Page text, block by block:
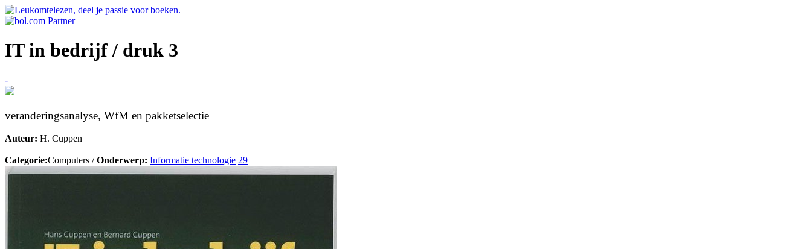
IT in bedrijf / druk 3
-
veranderingsanalyse, WfM en pakketselectie
Auteur: H. Cuppen
Categorie:Computers /Onderwerp: Informatie technologie 29